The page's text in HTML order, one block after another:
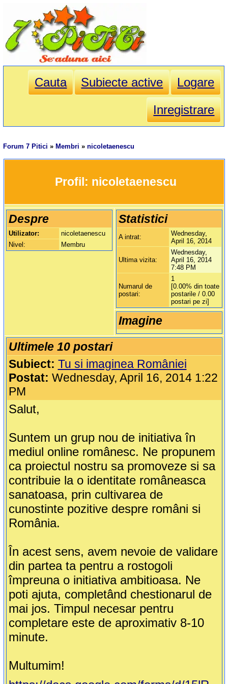
Cauta Subiecte active
Logare
Inregistrare
Forum 7 Pitici » Membri »nicoletaenescu
		Profil:
nicoletaenescu
Despre
Utilizator:
nicoletaenescu
Nivel:
Membru
Statistici
A intrat:
Wednesday,
April 16, 2014
Ultima vizita:
Wednesday,
April 16, 2014
7:48 PM
Numarul de
postari:
1
[0.00% din toate
postarile / 0.00
postari pe zi]
Imagine
Ultimele 10 postari
Subiect: Tu si imaginea României
Postat: Wednesday, April 16, 2014 1:22
PM
Salut,
Suntem un grup nou de initiativa în
mediul online românesc. Ne propunem
ca proiectul nostru sa promoveze si sa
contribuie la o identitate româneasca
sanatoasa, prin cultivarea de
cunostinte pozitive despre români si
România.
În acest sens, avem nevoie de validare
din partea ta pentru a rostogoli
împreuna o initiativa ambitioasa. Ne
poti ajuta, completând chestionarul de
mai jos. Timpul necesar pentru
completare este de aproximativ 8-10
minute.
Multumim!